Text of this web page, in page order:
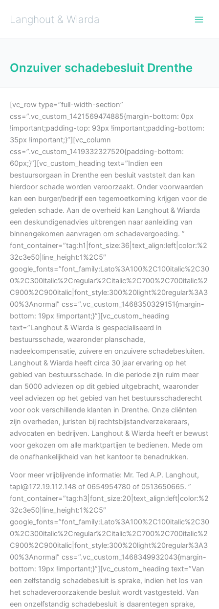
inhoudLanghout & Wiarda
Onzuiver schadebesluit Drenthe
[vc_row type=”full-width-section”
css=”.vc_custom_1421569474885{margin-bottom: 0px
!important;padding-top: 93px !important;padding-bottom:
35px !important;}”][vc_column
css=”.vc_custom_1419332327520{padding-bottom:
60px;}”][vc_custom_heading text=”Indien een
bestuursorgaan in Drenthe een besluit vaststelt dan kan
hierdoor schade worden veroorzaakt. Onder voorwaarden
kan een burger/bedrijf een tegemoetkoming krijgen voor de
geleden schade. Aan de overheid kan Langhout & Wiarda
een deskundigenadvies uitbrengen naar aanleiding van
binnengekomen aanvragen om schadevergoeding. ”
font_container=”tag:h1|font_size:36|text_align:left|color:%2
32c3e50|line_height:1%2C5″
google_fonts=”font_family:Lato%3A100%2C100italic%2C30
0%2C300italic%2Cregular%2Citalic%2C700%2C700italic%2
C900%2C900italic|font_style:300%20light%20regular%3A3
00%3Anormal” css=”.vc_custom_1468350329151{margin-
bottom: 19px !important;}”][vc_custom_heading
text=”Langhout & Wiarda is gespecialiseerd in
bestuursschade, waaronder planschade,
nadeelcompensatie, zuivere en onzuivere schadebesluiten.
Langhout & Wiarda heeft circa 30 jaar ervaring op het
gebied van bestuursschade. In die periode zijn ruim meer
dan 5000 adviezen op dit gebied uitgebracht, waaronder
veel adviezen op het gebied van het bestuursschaderecht
voor ook verschillende klanten in Drenthe. Onze cliënten
zijn overheden, juristen bij rechtsbijstandverzekeraars,
advocaten en bedrijven. Langhout & Wiarda heeft er bewust
voor gekozen om alle marktpartijen te bedienen. Mede om
de onafhankelijkheid van het kantoor te benadrukken.
Voor meer vrijblijvende informatie: Mr. Ted A.P. Langhout,
tapl@172.19.112.148 of 0654954780 of 0513650665. ”
font_container=”tag:h3|font_size:20|text_align:left|color:%2
32c3e50|line_height:1%2C5″
google_fonts=”font_family:Lato%3A100%2C100italic%2C30
0%2C300italic%2Cregular%2Citalic%2C700%2C700italic%2
C900%2C900italic|font_style:300%20light%20regular%3A3
00%3Anormal” css=”.vc_custom_1468349932043{margin-
bottom: 19px !important;}”][vc_custom_heading text=”Van
een zelfstandig schadebesluit is sprake, indien het los van
het schadeveroorzakende besluit wordt vastgesteld. Van
een onzelfstandig schadebesluit is daarentegen sprake,